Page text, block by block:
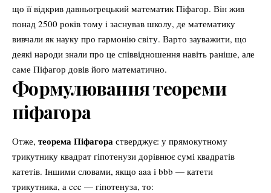
що її відкрив давньогрецький математик Піфагор. Він жив
понад 2500 років тому і заснував школу, де математику
вивчали як науку про гармонію світу. Варто зауважити, що
деякі народи знали про це співвідношення навіть раніше, але
саме Піфагор довів його математично.
Формулювання теореми
піфагора
Отже, теорема Піфагора стверджує: у прямокутному
трикутнику квадрат гіпотенузи дорівнює сумі квадратів
катетів. Іншими словами, якщо aaa і bbb — катети
трикутника, а ccc — гіпотенуза, то: